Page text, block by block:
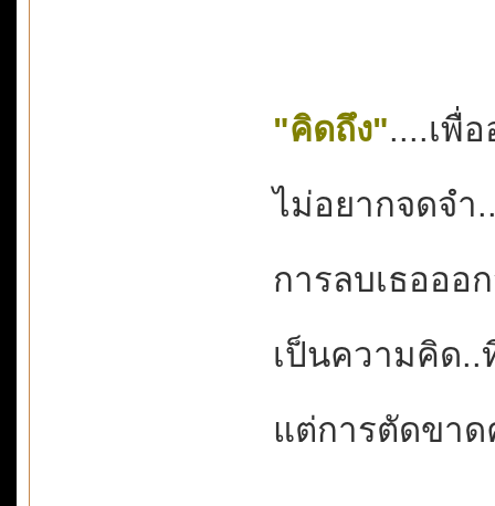
"คิดถึง"....เพื่
ไม่อยากจดจำ
การลบเธอออ
เป็นความคิด
แต่การตัดขา